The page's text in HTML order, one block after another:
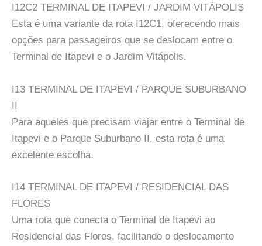
I12C2 TERMINAL DE ITAPEVI / JARDIM VITÁPOLIS
Esta é uma variante da rota I12C1, oferecendo mais
opções para passageiros que se deslocam entre o
Terminal de Itapevi e o Jardim Vitápolis.
I13 TERMINAL DE ITAPEVI / PARQUE SUBURBANO
II
Para aqueles que precisam viajar entre o Terminal de
Itapevi e o Parque Suburbano II, esta rota é uma
excelente escolha.
I14 TERMINAL DE ITAPEVI / RESIDENCIAL DAS
FLORES
Uma rota que conecta o Terminal de Itapevi ao
Residencial das Flores, facilitando o deslocamento